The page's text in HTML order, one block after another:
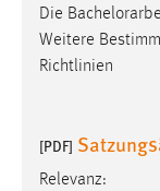
niederschlagen.
10 werden die
Richtlinien